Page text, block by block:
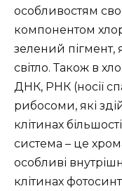
особливостям
компонентом
зелений пігмент,
світло. Також в
ДНК, РНК (носії
рибосоми, які
клітинах
система – це
особливі
клітинах